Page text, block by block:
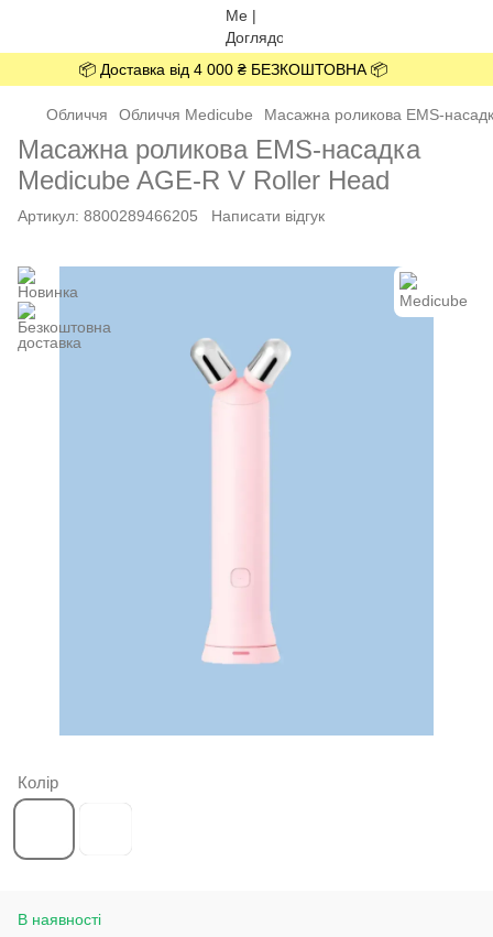
📦 Доставка від 4 000 ₴ БЕЗКОШТОВНА 📦
Обличчя Обличчя Medicube Масажна роликова EMS-
Масажна роликова EMS-насадка
Medicube AGE-R V Roller Head
Артикул: 8800289466205 Написати відгук
Колір
В наявності